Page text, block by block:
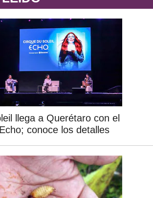
llega a Querétaro con el
conoce los detalles